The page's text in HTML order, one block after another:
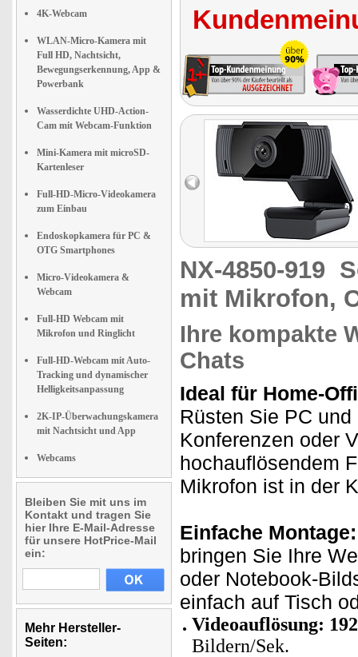
4K-Webcam
WLAN-Micro-Kamera mit
Full HD, Nachtsicht,
Bewegungserkennung, App &
Powerbank
Wasserdichte UHD-Action-
Cam mit Webcam-Funktion
Mini-Kamera mit microSD-
Kartenleser
Full-HD-Micro-Videokamera
zum Einbau
Endoskopkamera für PC &
OTG Smartphones
Micro-Videokamera &
Webcam
Full-HD Webcam mit
Mikrofon und Ringlicht
Full-HD-Webcam mit Auto-
Tracking und dynamischer
Helligkeitsanpassung
2K-IP-Überwachungskamera
mit Nachtsicht und App
Webcams
Bleiben Sie mit uns im
Kontakt und tragen Sie
hier Ihre E-Mail-Adresse
für unsere HotPrice-Mail
ein:
Mehr Hersteller-
Seiten:
Tonqualität reicht für
Webcam-Einsteiger
Gegenüber vielen
integrierten Notebook-
Webcams ist das Somikon-
Modell ein klares Upgrade."
NX-4850-919
mit Mikrofon,
Ihre kompakte
Chats
Ideal für Home-
Rüsten Sie PC
Konferenzen oder
hochauflösendem
Mikrofon ist in der
Einfache Montage:
bringen Sie Ihre
oder Notebook-
einfach auf Tisch
Videoauflösung:
Bildern/Sek.